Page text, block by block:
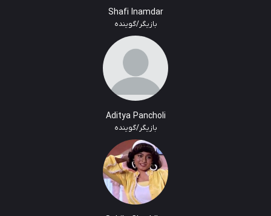
Shafi Inamdar
بازیگر/گوینده
Aditya Pancholi
بازیگر/گوینده